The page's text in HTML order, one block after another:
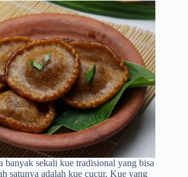
banyak sekali kue tradisional yang bisa
satunya adalah kue cucur. Kue yang